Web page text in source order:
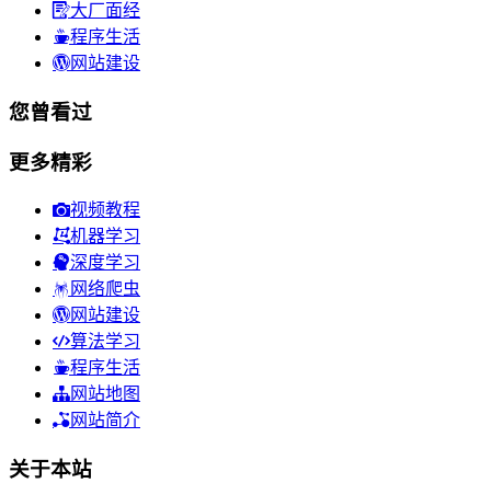
大厂面经
程序生活
网站建设
您曾看过
更多精彩
视频教程
机器学习
深度学习
网络爬虫
网站建设
算法学习
程序生活
网站地图
网站简介
关于本站